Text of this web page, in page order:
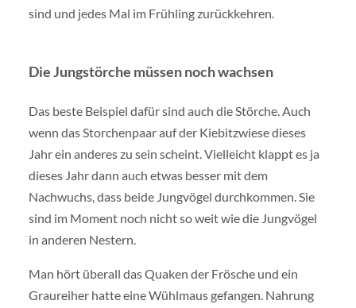
sind und jedes Mal im Frühling zurückkehren.
Die Jungstörche müssen noch wachsen
Das beste Beispiel dafür sind auch die Störche. Auch
wenn das Storchenpaar auf der Kiebitzwiese dieses
Jahr ein anderes zu sein scheint. Vielleicht klappt es ja
dieses Jahr dann auch etwas besser mit dem
Nachwuchs, dass beide Jungvögel durchkommen. Sie
sind im Moment noch nicht so weit wie die Jungvögel
in anderen Nestern.
Man hört überall das Quaken der Frösche und ein
Graureiher hatte eine Wühlmaus gefangen. Nahrung